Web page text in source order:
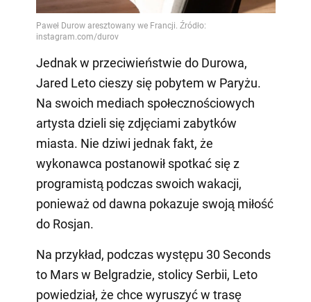
Jednak w przeciwieństwie do Durowa,
Jared Leto cieszy się pobytem w Paryżu.
Na swoich mediach społecznościowych
artysta dzieli się zdjęciami zabytków
miasta. Nie dziwi jednak fakt, że
wykonawca postanowił spotkać się z
programistą podczas swoich wakacji,
ponieważ od dawna pokazuje swoją miłość
do Rosjan.
Na przykład, podczas występu 30 Seconds
to Mars w Belgradzie, stolicy Serbii, Leto
powiedział, że chce wyruszyć w trasę